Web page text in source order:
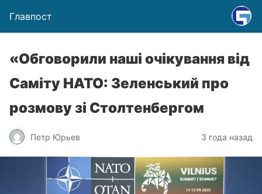
Главпост
«Обговорили наші очікування від
Саміту НАТО: Зеленський про
розмову зі Столтенбергом
Петр Юрьев 3 года назад